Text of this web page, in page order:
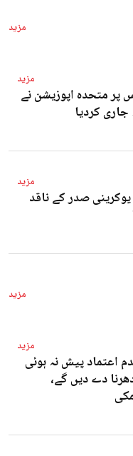
مزید
مزید
پر متحدہ اپوزیشن نے
کردیا
مزید
صدر کے ناقد
مزید
مزید
اعتماد پیش نہ ہوئی
دے دیں گے،